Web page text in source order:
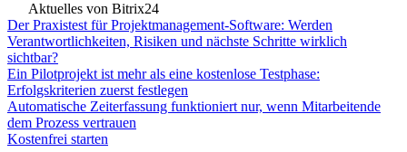
Aktuelles von Bitrix24
Der Praxistest für Projektmanagement-Software: Werden
Verantwortlichkeiten, Risiken und nächste Schritte wirklich
sichtbar?
Ein Pilotprojekt ist mehr als eine kostenlose Testphase:
Erfolgskriterien zuerst festlegen
Automatische Zeiterfassung funktioniert nur, wenn Mitarbeitende
dem Prozess vertrauen
Kostenfrei starten